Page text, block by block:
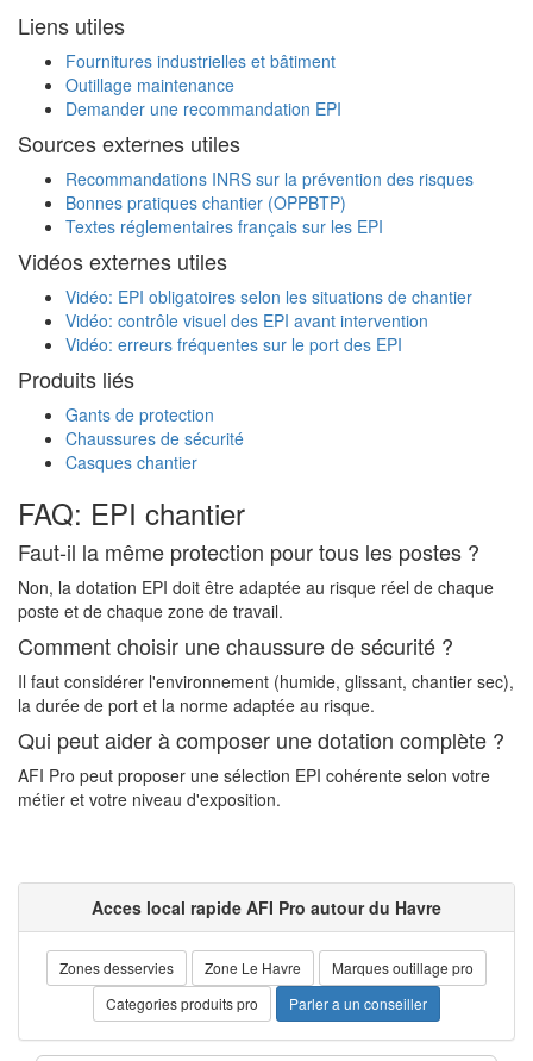
Liens utiles
Fournitures industrielles et bâtiment
Outillage maintenance
Demander une recommandation EPI
Sources externes utiles
Recommandations INRS sur la prévention des risques
Bonnes pratiques chantier (OPPBTP)
Textes réglementaires français sur les EPI
Vidéos externes utiles
Vidéo: EPI obligatoires selon les situations de chantier
Vidéo: contrôle visuel des EPI avant intervention
Vidéo: erreurs fréquentes sur le port des EPI
Produits liés
Gants de protection
Chaussures de sécurité
Casques chantier
FAQ: EPI chantier
Faut-il la même protection pour tous les postes ?
Non, la dotation EPI doit être adaptée au risque réel de chaque
poste et de chaque zone de travail.
Comment choisir une chaussure de sécurité ?
Il faut considérer l'environnement (humide, glissant, chantier sec),
la durée de port et la norme adaptée au risque.
Qui peut aider à composer une dotation complète ?
AFI Pro peut proposer une sélection EPI cohérente selon votre
métier et votre niveau d'exposition.
Acces local rapide AFI Pro autour du Havre
Zones desservies Zone Le Havre
Marques outillage pro
Categories produits pro
Parler a un conseiller